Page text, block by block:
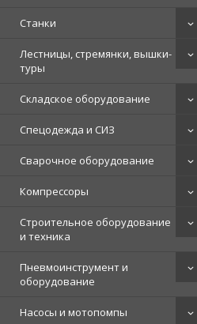
Станки
Лестницы, стремянки, вышки-
туры
Складское оборудование
Спецодежда и СИЗ
Сварочное оборудование
Компрессоры
Строительное оборудование
и техника
Пневмоинструмент и
оборудование
Насосы и мотопомпы